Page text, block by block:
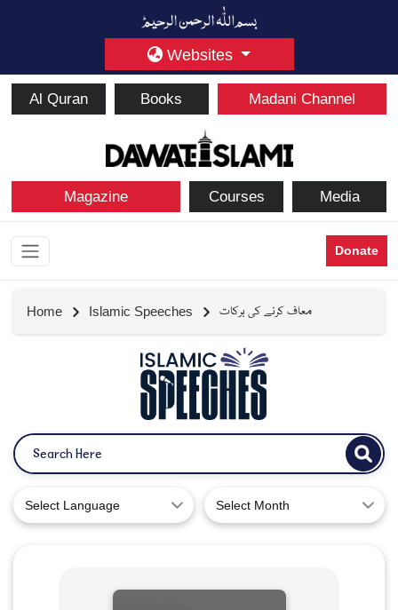
Websites
Al Quran Books Madani Channel
Magazine Courses Media
Donate
Home Islamic Speeches معاف کرنے کی برکات
Select Language Select Month